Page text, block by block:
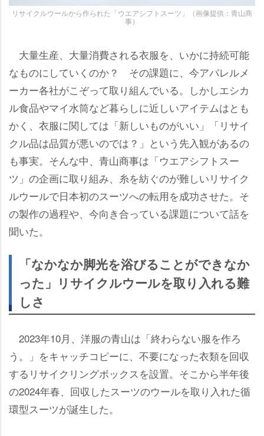
リサイクルウールから作られた「ウエアシフトスーツ」（画像提供：青山商
事）
大量生産、大量消費される衣服を、いかに持続可能
なものにしていくのか？ その課題に、今アパレルメ
ーカー各社がこぞって取り組んでいる。しかしエシカ
ル食品やマイ水筒など暮らしに近しいアイテムはとも
かく、衣服に関しては「新しいものがいい」「リサイ
クル品は品質が悪いのでは？」という先入観があるの
も事実。そんな中、青山商事は「ウエアシフトスー
ツ」の企画に取り組み、糸を紡ぐのが難しいリサイク
ルウールで日本初のスーツへの転用を成功させた。そ
の製作の過程や、今向き合っている課題について話を
聞いた。
「なかなか脚光を浴びることができなか
った」リサイクルウールを取り入れる難
しさ
2023年10月、洋服の青山は「終わらない服を作ろ
う。」をキャッチコピーに、不要になった衣類を回収
するリサイクリングボックスを設置。そこから半年後
の2024年春、回収したスーツのウールを取り入れた循
環型スーツが誕生した。